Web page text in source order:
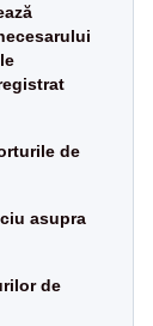
de
asupra
de